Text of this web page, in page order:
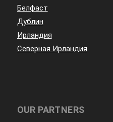
Белфаст
Дублин
Ирландия
Северная Ирландия
OUR PARTNERS